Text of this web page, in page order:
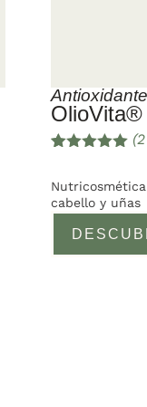
OlioVita®
5 en base
a
s de
(2
cabello y uñas